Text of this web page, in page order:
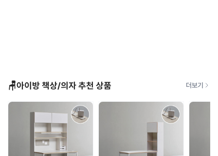
🪑아이방 책상/의자 추천 상품 더보기